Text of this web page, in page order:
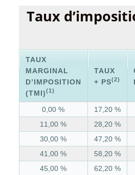
Taux
TAUX
MARGINAL
D’IMPOSITION
(TMI)(1)
TAUX
+ PS(2)
0,00 %
17,20 %
11,00 %
28,20 %
30,00 %
47,20 %
41,00 %
58,20 %
45,00 %
62,20 %